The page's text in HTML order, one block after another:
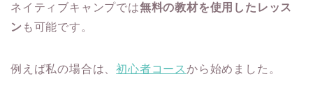
ネイティブキャンプでは無料の教材を使用したレッス
ン も可能です。
例えば私の場合は、初心者コースから始めました。